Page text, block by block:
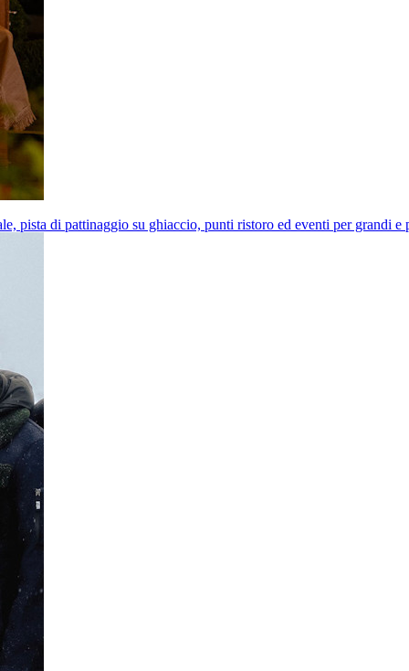
pista di pattinaggio su ghiaccio, punti ristoro ed eventi per grandi e